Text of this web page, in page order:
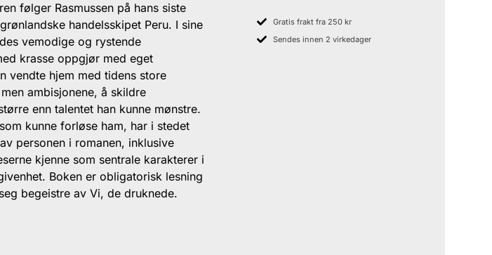
følger Rasmussen på hans siste
handelsskipet Peru. I sine
vemodige og rystende
krasse oppgjør med eget
vendte hjem med tidens store
ambisjonene, å skildre
enn talentet han kunne mønstre.
kunne forløse ham, har i stedet
personen i romanen, inklusive
kjenne som sentrale karakterer i
Boken er obligatorisk lesning
begeistre av Vi, de druknede.
Gratis frakt fra 250 kr
Sendes innen 2 virkedager